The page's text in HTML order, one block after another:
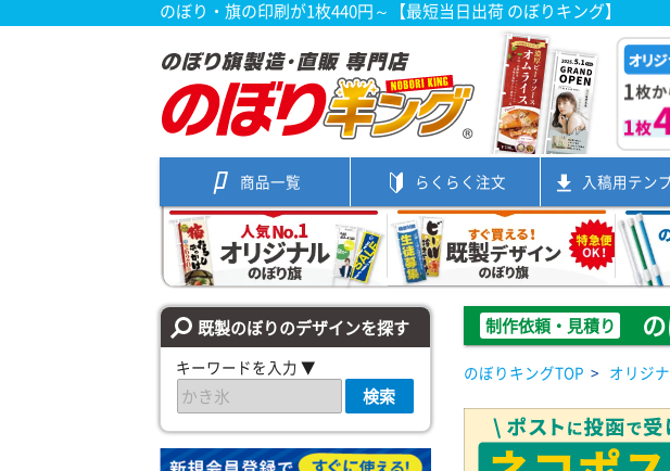
のぼり・旗の印刷が1枚440円～【最短当日出荷 のぼりキング】
商品一覧 らくらく注文 入稿用テン
既製のぼりのデザインを探す
キーワードを入力 ▼
検索
制作依頼・見積り
のぼりキングTOP > オリジ